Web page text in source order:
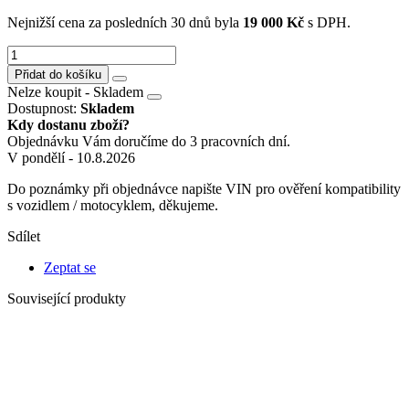
Nejnižší cena za posledních 30 dnů byla 19 000 Kč s DPH.
Přidat do košíku
Nelze koupit - Skladem
Dostupnost: Skladem
Kdy dostanu zboží?
Objednávku Vám doručíme do 3 pracovních dní.
V pondělí - 10.8.2026
Do poznámky při objednávce napište VIN pro ověření kompatibility
s vozidlem / motocyklem, děkujeme.
Sdílet
Zeptat se
Související produkty